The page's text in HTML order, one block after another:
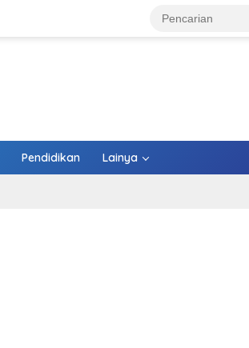
Pendidikan Lainya